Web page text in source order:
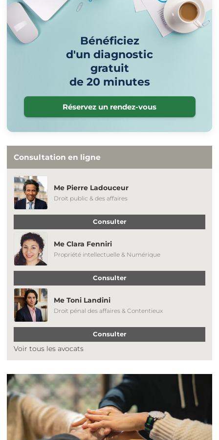
Bénéficiez
d'un diagnostic
gratuit
de 20 minutes
Réservez un rendez-vous
Consultation en ligne
Me Pierre Ladouceur
Droit public & des affaires
Consulter
Me Clara Fenniri
Propriété intellectuelle & Numérique
Consulter
Me Toni Landini
Droit pénal des affaires & Contentieux
Consulter
Voir tous les avocats